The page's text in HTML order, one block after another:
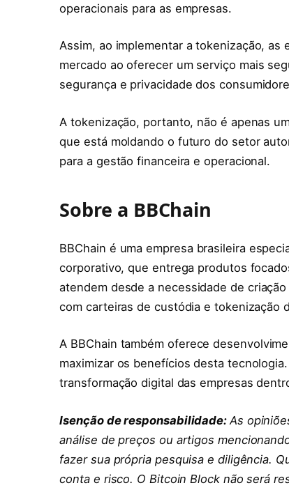
operacionais para as empresas.
Assim, ao implementar a tokenização,
mercado ao oferecer um serviço mais
segurança e privacidade dos
A tokenização, portanto, não é apenas
que está moldando o futuro do setor
para a gestão financeira e operacional.
Sobre a BBChain
BBChain é uma empresa brasileira
corporativo, que entrega produtos
atendem desde a necessidade de
com carteiras de custódia e tokenização
A BBChain também oferece
maximizar os benefícios desta
transformação digital das empresas
Isenção de responsabilidade: As
análise de preços ou artigos
fazer sua própria pesquisa e diligência.
conta e risco. O Bitcoin Block não será